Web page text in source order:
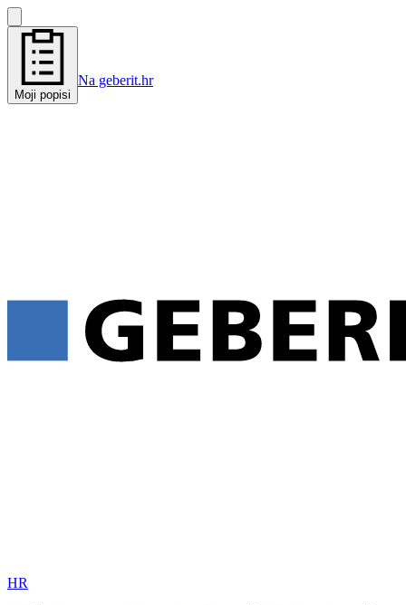
Moji popisi
Na geberit.hr
HR